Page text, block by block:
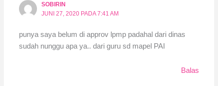
SOBIRIN
JUNI 27, 2020 PADA 7:41 AM
punya saya belum di approv lpmp padahal dari dinas
sudah nunggu apa ya.. dari guru sd mapel PAI
Balas